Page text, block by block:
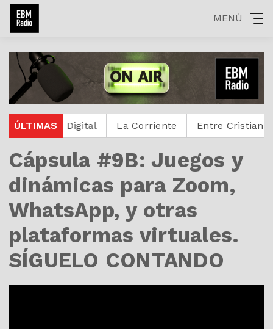
MENÚ
ÚLTIMASDigital La Corriente Entre Cristianos
Cápsula #9B: Juegos y
dinámicas para Zoom,
WhatsApp, y otras
plataformas virtuales.
SÍGUELO CONTANDO